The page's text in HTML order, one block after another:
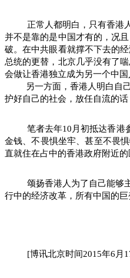
正常人都明白，只有香港
并不是靠的是中国才有的，况
破。在中共眼看就撑不下去的
总统的更替，北京几乎没有了
会做让香港独立成为另一个中国
另一方面，香港人明白自
护好自己的社会，放任自流的
笔者去年10 月初抵达香港
金钱、不畏惧坐牢、甚至不畏
直就住在占中的香港政府附近
颂扬香港人为了自己能够
行中的经济改革，所有中国的
[博讯北京时间2015年6 月